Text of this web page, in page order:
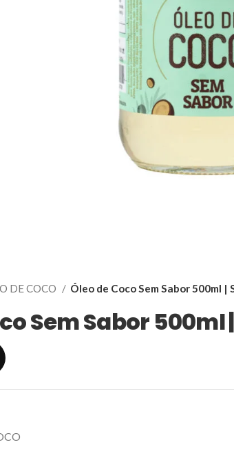
DE COCO Óleo de Coco Sem Sabor 500ml |
Sem Sabor 500ml